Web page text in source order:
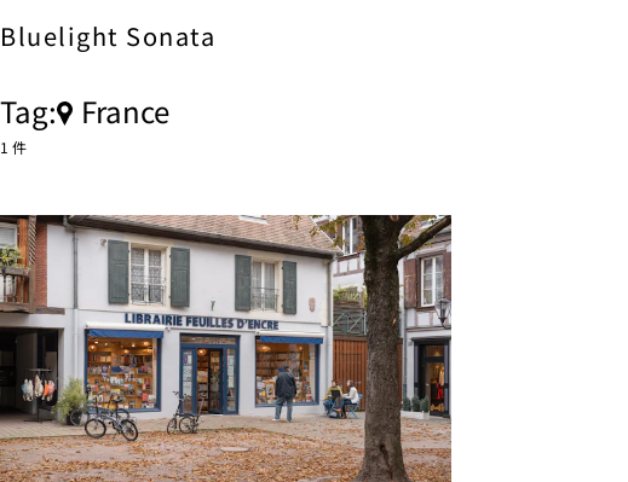
Bluelight Sonata
Tag: France
1 件